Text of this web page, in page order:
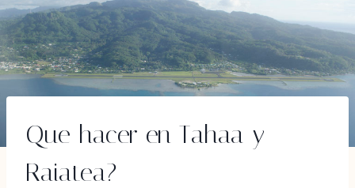
Que hacer en Tahaa y
Raiatea?